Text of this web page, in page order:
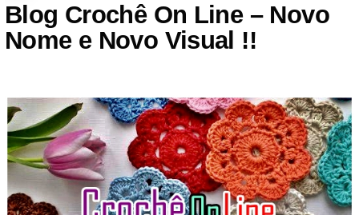
Blog Crochê On Line – Novo
Nome e Novo Visual !!